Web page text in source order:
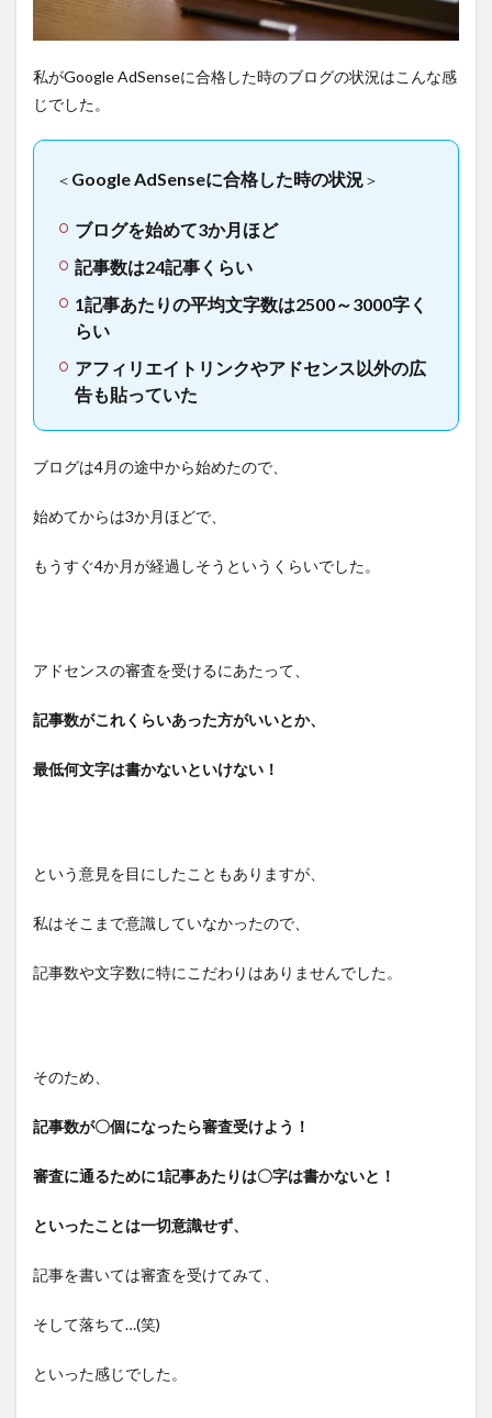
2.5
5.Twitter
ンクを
貼る
2.6
すら
を受
ける
3
まと
私がGoogle AdSenseに合格した時のブログの状況はこんな感
じでした。
＜ Google AdSenseに合格した時の状況＞
ブログを始めて3か月ほど
記事数は24記事くらい
1記事あたりの平均文字数は2500～3000字く
らい
アフィリエイトリンクやアドセンス以外の広
告も貼っていた
ブログは4月の途中から始めたので、
始めてからは3か月ほどで、
もうすぐ4か月が経過しそうというくらいでした。
アドセンスの審査を受けるにあたって、
記事数がこれくらいあった方がいいとか、
最低何文字は書かないといけない！
という意見を目にしたこともありますが、
私はそこまで意識していなかったので、
記事数や文字数に特にこだわりはありませんでした。
そのため、
記事数が〇個になったら審査受けよう！
審査に通るために1記事あたりは〇字は書かないと！
といったことは一切意識せず、
記事を書いては審査を受けてみて、
そして落ちて…(笑)
といった感じでした。